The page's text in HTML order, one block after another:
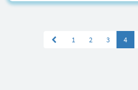
1 2 3 4